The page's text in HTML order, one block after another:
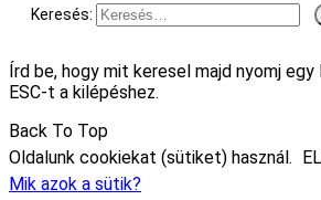
Keresés:
Írd be, hogy mit keresel majd nyomj egy
ESC-t a kilépéshez.
Back To Top
Oldalunk cookiekat (sütiket) használ.
Mik azok a sütik?